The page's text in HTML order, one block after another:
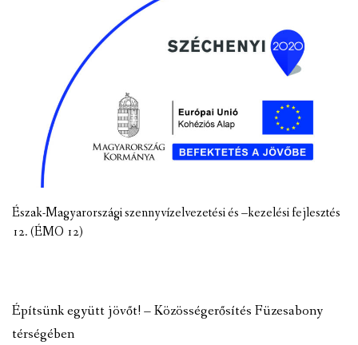
Észak-Magyarországi szennyvízelvezetési és –kezelési fejlesztés
12. (ÉMO 12)
Építsünk együtt jövőt! – Közösségerősítés Füzesabony
térségében